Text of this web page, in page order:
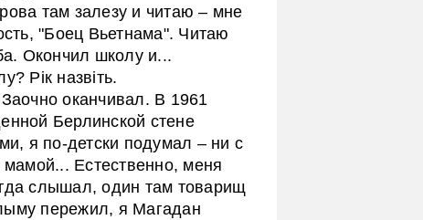
там залезу и читаю – мне
"Боец Вьетнама". Читаю
Окончил школу и...
Рік назвіть.
оканчивал. В 1961
Берлинской стене
я по-детски подумал – ни с
Естественно, меня
слышал, один там товарищ
пережил, я Магадан